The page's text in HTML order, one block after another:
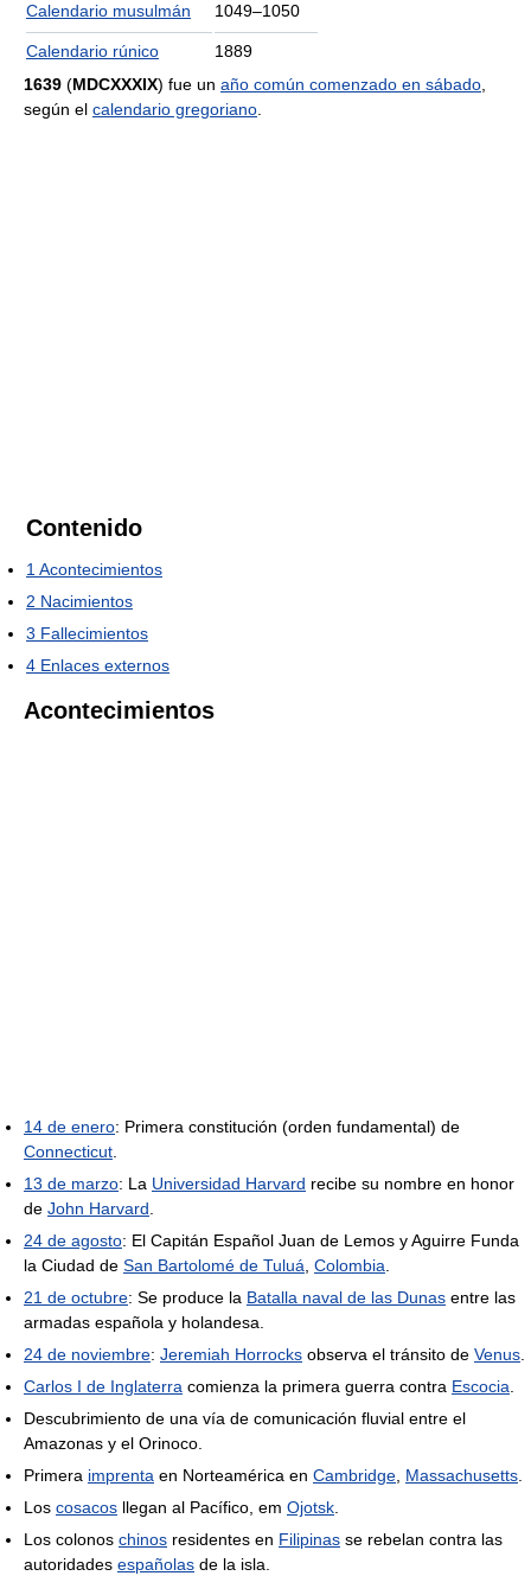
Calendario musulmán 1049–1050
Calendario rúnico
1889
1639 (MDCXXXIX) fue un año común comenzado en sábado
según el calendario gregoriano
Contenido
1 Acontecimientos
2 Nacimientos
3 Fallecimientos
4 Enlaces externos
Acontecimientos
14 de enero: Primera constitución (orden fundamental) de
Connecticut
13 de marzo: La Universidad Harvard recibe su nombre en honor
de John Harvard
24 de agosto: El Capitán Español Juan de Lemos y Aguirre Funda
la Ciudad de San Bartolomé de Tuluá Colombia
21 de octubre: Se produce la Batalla naval de las Dunas entre las
armadas española y holandesa.
24 de noviembre: Jeremiah Horrocks observa el tránsito de Venus
Carlos I de Inglaterra comienza la primera guerra contra Escocia
Descubrimiento de una vía de comunicación fluvial entre el
Amazonas y el Orinoco.
Primera imprenta en Norteamérica en Cambridge Massachusetts
Los cosacos llegan al Pacífico, em Ojotsk
Los colonos chinos residentes en Filipinas se rebelan contra las
autoridades españolas de la isla.